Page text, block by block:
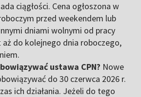
ciągłości. Cena ogłoszona w
przed weekendem lub
dniami wolnymi od pracy
do kolejnego dnia roboczego,
ustawa CPN? Nowe
do 30 czerwca 2026 r.
ich działania. Jeżeli do tego